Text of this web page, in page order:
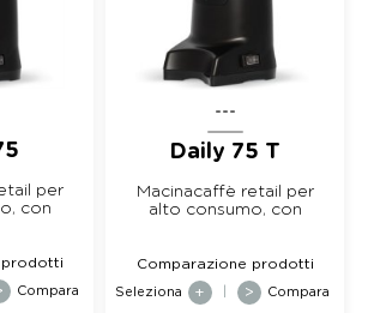
per
con
prodotti
Compara
---
Daily 75 T
Macinacaffè retail per
alto consumo, con
Comparazione prodotti
Seleziona + > Compara